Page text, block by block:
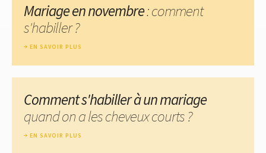
Mariage en novembre: comment
s'habiller ?
EN SAVOIR PLUS
Comment s'habiller à un mariage
quand on a les cheveux courts ?
EN SAVOIR PLUS